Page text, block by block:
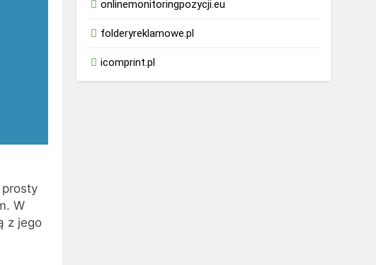
W
z jego
onlinemonitoringpozycji.eu
folderyreklamowe.pl
icomprint.pl